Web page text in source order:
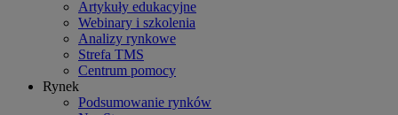
Artykuły edukacyjne
Webinary i szkolenia
Analizy rynkowe
Strefa TMS
Centrum pomocy
Rynek
Podsumowanie rynków